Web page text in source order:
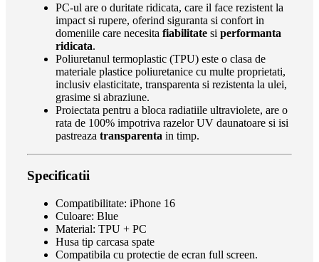
PC-ul are o duritate ridicata, care il face rezistent la
impact si rupere, oferind siguranta si confort in
domeniile care necesita fiabilitate si performanta
ridicata.
Poliuretanul termoplastic (TPU) este o clasa de
materiale plastice poliuretanice cu multe proprietati,
inclusiv elasticitate, transparenta si rezistenta la ulei,
grasime si abraziune.
Proiectata pentru a bloca radiatiile ultraviolete, are o
rata de 100% impotriva razelor UV daunatoare si isi
pastreaza transparenta in timp.
Specificatii
Compatibilitate: iPhone 16
Culoare: Blue
Material: TPU + PC
Husa tip carcasa spate
Compatibila cu protectie de ecran full screen.